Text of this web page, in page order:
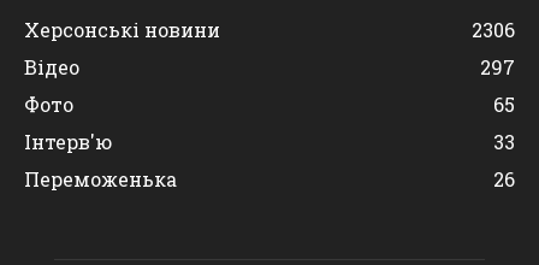
Херсонські новини
2306
Відео
297
Фото
65
Інтерв'ю
33
Переможенька
26